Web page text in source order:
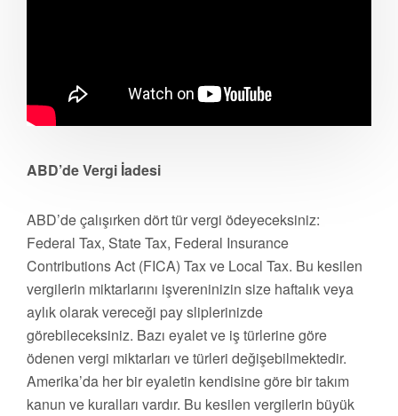
ABD’de Vergi İadesi
ABD’de çalışırken dört tür vergi ödeyeceksiniz:
Federal Tax, State Tax, Federal Insurance
Contributions Act (FICA) Tax ve Local Tax. Bu kesilen
vergilerin miktarlarını işvereninizin size haftalık veya
aylık olarak vereceği pay sliplerinizde
görebileceksiniz. Bazı eyalet ve iş türlerine göre
ödenen vergi miktarları ve türleri değişebilmektedir.
Amerika’da her bir eyaletin kendisine göre bir takım
kanun ve kuralları vardır. Bu kesilen vergilerin büyük